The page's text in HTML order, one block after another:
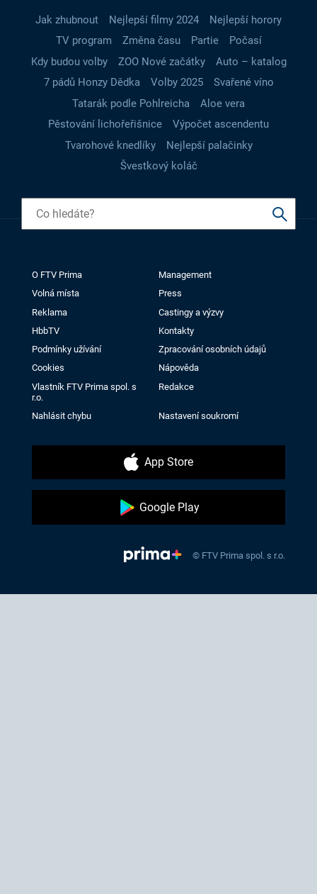
Jak zhubnout Nejlepší filmy 2024
Nejlepší horory
TV program
Změna času Partie
Počasí
Kdy budou volby
ZOO Nové začátky
Auto – katalog
7 pádů Honzy Dědka
Volby 2025
Svařené víno
Tatarák podle Pohlreicha
Aloe vera
Pěstování lichořeřišnice
Výpočet ascendentu
Tvarohové knedlíky
Nejlepší palačinky
Švestkový koláč
O FTV Prima
Management
Volná místa
Press
Reklama
Castingy a výzvy
HbbTV
Kontakty
Podmínky užívání
Zpracování osobních údajů
Cookies
Nápověda
Vlastník FTV Prima spol. s
r.o.
Redakce
Nahlásit chybu Nastavení soukromí
App Store
Google Play
© FTV Prima spol. s r.o.